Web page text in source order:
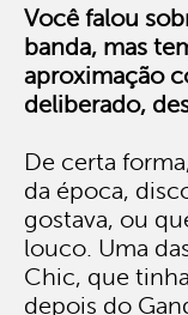
Você falou
banda, mas
aproximação
deliberado,
De certa
da época,
gostava, ou
louco. Uma
Chic, que
depois do